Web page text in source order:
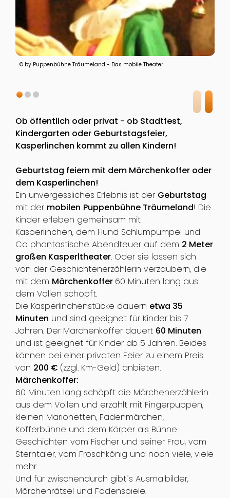
© by Puppenbühne Träumeland - Das mobile Theater
Ob öffentlich oder privat - ob Stadtfest,
Kindergarten oder Geburtstagsfeier,
Kasperlinchen kommt zu allen Kindern!
Geburtstag feiern mit dem Märchenkoffer oder
dem Kasperlinchen!
Ein unvergessliches Erlebnis ist der Geburtstag
mit der mobilen Puppenbühne Träumeland! Die
Kinder erleben gemeinsam mit
Kasperlinchen, dem Hund Schlumpumpel und
Co phantastische Abendteuer auf dem 2 Meter
großen Kasperltheater. Oder sie lassen sich
von der Geschichtenerzählerin verzaubern, die
mit dem Märchenkoffer 60 Minuten lang aus
dem Vollen schöpft.
Die Kasperlinchenstücke dauern etwa 35
Minuten und sind geeignet für Kinder bis 7
Jahren. Der Märchenkoffer dauert 60 Minuten
und ist geeignet für Kinder ab 5 Jahren. Beides
können bei einer privaten Feier zu einem Preis
von 200 € (zzgl. Km-Geld) anbieten.
Märchenkoffer:
60 Minuten lang schöpft die Märchenerzählerin
aus dem Vollen und erzählt mit Fingerpuppen,
kleinen Marionetten, Fadenmärchen,
Kofferbühne und dem Körper als Bühne
Geschichten vom Fischer und seiner Frau, vom
Sterntaler, vom Froschkönig und noch viele, viele
mehr.
Und für zwischendurch gibt´s Ausmalbilder,
Märchenrätsel und Fadenspiele.